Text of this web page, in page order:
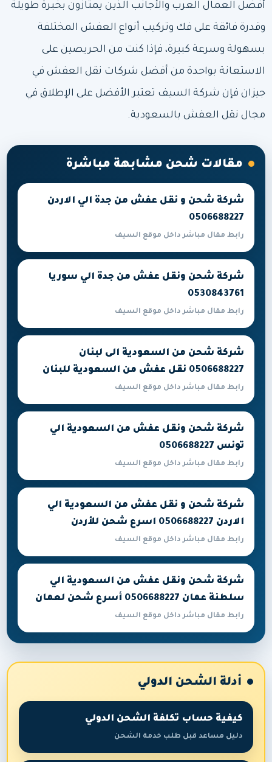
أفضل العمال العرب والأجانب الذين يمتازون بخبرة طويلة
وقدرة فائقة على فك وتركيب أنواع العفش المختلفة
بسهولة وسرعة كبيرة، فإذا كنت من الحريصين على
الاستعانة بواحدة من أفضل شركات نقل العفش في
جيزان فإن شركة السيف تعتبر الأفضل على الإطلاق في
مجال نقل العفش بالسعودية.
مقالات شحن مشابهة مباشرة
شركة شحن و نقل عفش من جدة الي الاردن
0506688227
رابط مقال مباشر داخل موقع السيف
شركة شحن ونقل عفش من جدة الي سوريا
0530843761
رابط مقال مباشر داخل موقع السيف
شركة شحن من السعودية الى لبنان
0506688227 نقل عفش من السعودية للبنان
رابط مقال مباشر داخل موقع السيف
شركة شحن ونقل عفش من السعودية الي
تونس 0506688227
رابط مقال مباشر داخل موقع السيف
شركة شحن و نقل عفش من السعودية الي
الاردن 0506688227 اسرع شحن للأردن
رابط مقال مباشر داخل موقع السيف
شركة شحن ونقل عفش من السعودية الي
سلطنة عمان 0506688227 أسرع شحن لعمان
رابط مقال مباشر داخل موقع السيف
أدلة الشحن الدولي
كيفية حساب تكلفة الشحن الدولي
دليل مساعد قبل طلب خدمة الشحن